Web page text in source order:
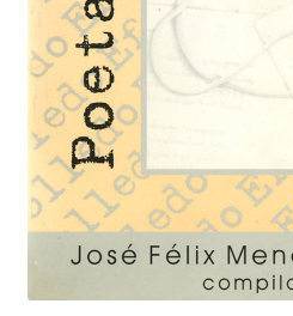
Listas de precios
Margarita Michelena
Mi cuenta
Nosotros
Productos